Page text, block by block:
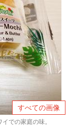
すべての画像
での家庭の味。